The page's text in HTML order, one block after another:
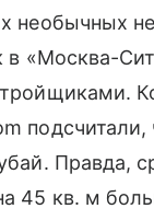
необычных
в «Москва-
Правда,
45 кв. м